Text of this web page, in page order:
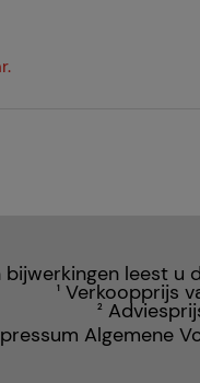
bijwerkingen leest
1Verkoopprijs
2
Algemene